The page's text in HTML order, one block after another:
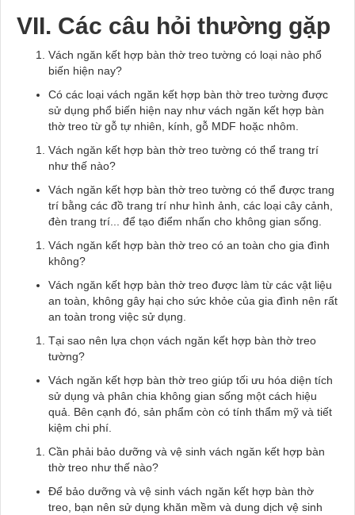
VII. Các câu hỏi thường gặp
Vách ngăn kết hợp bàn thờ treo tường có loại nào phổ
biến hiện nay?
Có các loại vách ngăn kết hợp bàn thờ treo tường được
sử dụng phổ biến hiện nay như vách ngăn kết hợp bàn
thờ treo từ gỗ tự nhiên, kính, gỗ MDF hoặc nhôm.
Vách ngăn kết hợp bàn thờ treo tường có thể trang trí
như thế nào?
Vách ngăn kết hợp bàn thờ treo tường có thể được trang
trí bằng các đồ trang trí như hình ảnh, các loại cây cảnh,
đèn trang trí... để tạo điểm nhấn cho không gian sống.
Vách ngăn kết hợp bàn thờ treo có an toàn cho gia đình
không?
Vách ngăn kết hợp bàn thờ treo được làm từ các vật liệu
an toàn, không gây hại cho sức khỏe của gia đình nên rất
an toàn trong việc sử dụng.
Tại sao nên lựa chọn vách ngăn kết hợp bàn thờ treo
tường?
Vách ngăn kết hợp bàn thờ treo giúp tối ưu hóa diện tích
sử dụng và phân chia không gian sống một cách hiệu
quả. Bên cạnh đó, sản phẩm còn có tính thẩm mỹ và tiết
kiệm chi phí.
Cần phải bảo dưỡng và vệ sinh vách ngăn kết hợp bàn
thờ treo như thế nào?
Để bảo dưỡng và vệ sinh vách ngăn kết hợp bàn thờ
treo, bạn nên sử dụng khăn mềm và dung dịch vệ sinh